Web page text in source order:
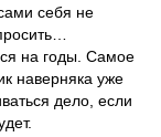
себя не
на годы. Самое
наверняка уже
дело, если